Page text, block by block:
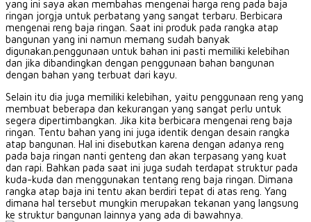
yang ini saya akan membahas mengenai harga reng pada baja
ringan jorgja untuk perbatang yang sangat terbaru. Berbicara
mengenai reng baja ringan. Saat ini produk pada rangka atap
bangunan yang ini namun memang sudah banyak
digunakan.penggunaan untuk bahan ini pasti memiliki kelebihan
dan jika dibandingkan dengan penggunaan bahan bangunan
dengan bahan yang terbuat dari kayu.
Selain itu dia juga memiliki kelebihan, yaitu penggunaan reng yang
membuat beberapa dan kekurangan yang sangat perlu untuk
segera dipertimbangkan. Jika kita berbicara mengenai reng baja
ringan. Tentu bahan yang ini juga identik dengan desain rangka
atap bangunan. Hal ini disebutkan karena dengan adanya reng
pada baja ringan nanti genteng dan akan terpasang yang kuat
dan rapi. Bahkan pada saat ini juga sudah terdapat struktur pada
kuda-kuda dan menggunakan tentang reng baja ringan. Dimana
rangka atap baja ini tentu akan berdiri tepat di atas reng. Yang
dimana hal tersebut mungkin merupakan tekanan yang langsung
ke struktur bangunan lainnya yang ada di bawahnya.